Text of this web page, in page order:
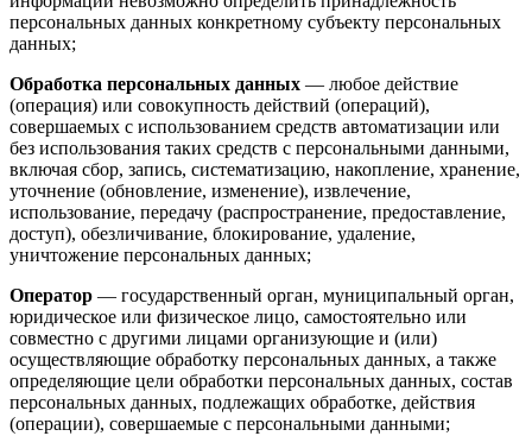
персональных данных конкретному субъекту персональных
данных;
Обработка персональных данных — любое действие
(операция) или совокупность действий (операций),
совершаемых с использованием средств автоматизации или
без использования таких средств с персональными данными,
включая сбор, запись, систематизацию, накопление, хранение,
уточнение (обновление, изменение), извлечение,
использование, передачу (распространение, предоставление,
доступ), обезличивание, блокирование, удаление,
уничтожение персональных данных;
Оператор — государственный орган, муниципальный орган,
юридическое или физическое лицо, самостоятельно или
совместно с другими лицами организующие и (или)
осуществляющие обработку персональных данных, а также
определяющие цели обработки персональных данных, состав
персональных данных, подлежащих обработке, действия
(операции), совершаемые с персональными данными;